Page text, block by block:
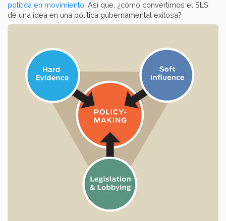
política en movimiento. Así que, ¿cómo convertimos el SLS
de una idea en una política gubernamental exitosa?